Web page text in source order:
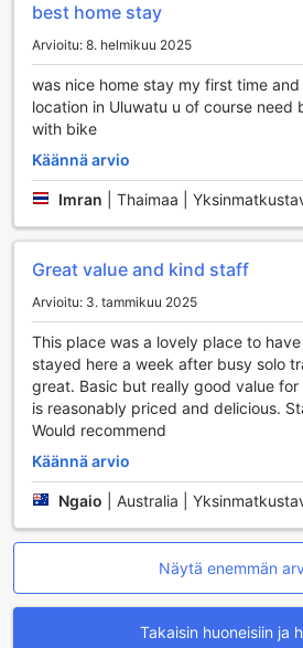
vaivattoman. Hotellin tiloissa on
huoneissa sekä julkisissa alueilla,
yhteydessä ystäviisi ja perheeseesi
seikkailujasi Balilla. Nopean ja
avulla voit jakaa matkakuviasi
tutustua paikallisiin nähtävyyksiin ja
palvelut, jotka tekevät saapumisesta
sujuvaa ja nopeaa. Luggage storage
matkatavaroiden turvallisen
viimeisistä hetkistä Balilla ilman
siivouspalvelu takaa, että huoneesi
viihtyisänä koko oleskelusi ajan.
täydellinen valinta, jos arvostat
käytännöllisyyttä matkasi aikana.
Made Roejas Homestay:
Baliin
Made Roejas Homestay tarjoaa
liikennepalvelut, jotka tekevät
vaivatonta ja miellyttävää. Hotelli
lentokenttäkuljetuksen, joka noutaa
kansainväliseltä lentokentältä ja vie
majoitukseesi. Tämä palvelu
heti saapumisesi jälkeen ilman
Lisäksi Made Roejas Homestay
vuokrata auto, mikä antaa sinulle
saareen omaan tahtiisi. Hotellin
best home stay
Arvioitu: 8. helmikuu 2025
was nice home stay my first time
location in Uluwatu u of course need
with bike
Käännä arvio
Imran Thaimaa |
Great value and kind staff
Arvioitu: 3. tammikuu 2025
This place was a lovely place to
stayed here a week after busy solo
great. Basic but really good value
is reasonably priced and delicious.
Would recommend
Käännä arvio
Ngaio Australia |
Näytä enemmän
Takaisin huoneisiin ja